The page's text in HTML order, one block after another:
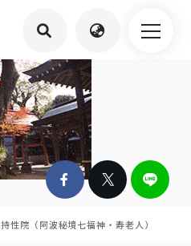
持性院（阿波秘境七福神・寿老人）